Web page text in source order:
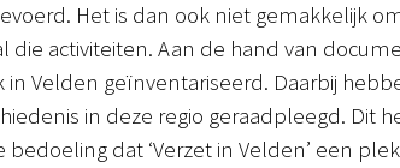
Het is dan ook niet gemakkelijk
die activiteiten. Aan de hand van
in Velden geïnventariseerd. Daarbij
in deze regio geraadpleegd. Dit
bedoeling dat ‘Verzet in Velden’ een